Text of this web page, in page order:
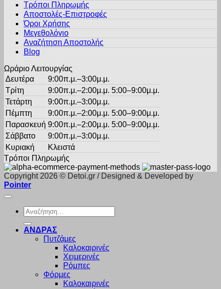
μπορούν
επιλεγούν
σελίδα
Τρόποι Πληρωμής
Αποστολές-Επιστροφές
Όροι Χρήσης
Μεγεθολόγιο
Αναζήτηση Αποστολής
Blog
Ωράριο Λειτουργίας
Δευτέρα
9:00π.μ.–3:00μ.μ.
Τρίτη
9:00π.μ.–2:00μ.μ. 5:00–9:00μ.μ.
Τετάρτη
9:00π.μ.–3:00μ.μ.
Πέμπτη
9:00π.μ.–2:00μ.μ. 5:00–9:00μ.μ.
Παρασκευή 9:00π.μ.–2:00μ.μ. 5:00–9:00μ.μ.
Σάββατο
9:00π.μ.–3:00μ.μ.
Κυριακή
Κλειστά
Τρόποι Πληρωμής
Copyright 2026 © Detoi.gr / Designed & Developed by
Pointer
Αναζήτηση
για:
ΑΝΔΡΑΣ
Πυτζάμες
Καλοκαιρινές
Χειμερινές
Ρόμπες
Φόρμες
Καλοκαιρινές